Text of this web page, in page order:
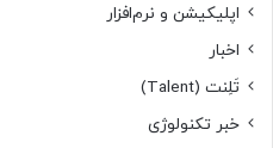
اپلیکیشن و نرم‌افزار
اخبار
تَلِنت (Talent)
خبر تکنولوژی